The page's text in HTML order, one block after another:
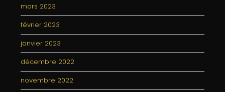
mars 2023
février 2023
janvier 2023
décembre 2022
novembre 2022